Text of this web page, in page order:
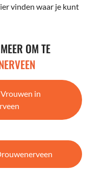
vinden waar je kunt
OM TE
in